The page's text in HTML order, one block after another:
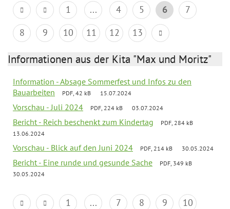
1 ... 4 5 6
7
8
9 10 11 12 13
Informationen aus der Kita "Max und Moritz"
Information - Absage Sommerfest und Infos zu den
Bauarbeiten
PDF, 42 kB 15.07.2024
Vorschau - Juli 2024 PDF, 224 kB 03.07.2024
Bericht - Reich beschenkt zum Kindertag
PDF, 284 kB
13.06.2024
Vorschau - Blick auf den Juni 2024 PDF, 214 kB 30.05.2024
Bericht - Eine runde und gesunde Sache
PDF, 349 kB
30.05.2024
1 ... 7 8 9
10